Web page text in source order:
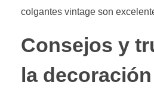
colgantes vintage son
Consejos y
la